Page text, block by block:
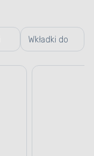
Wkładki do
butów